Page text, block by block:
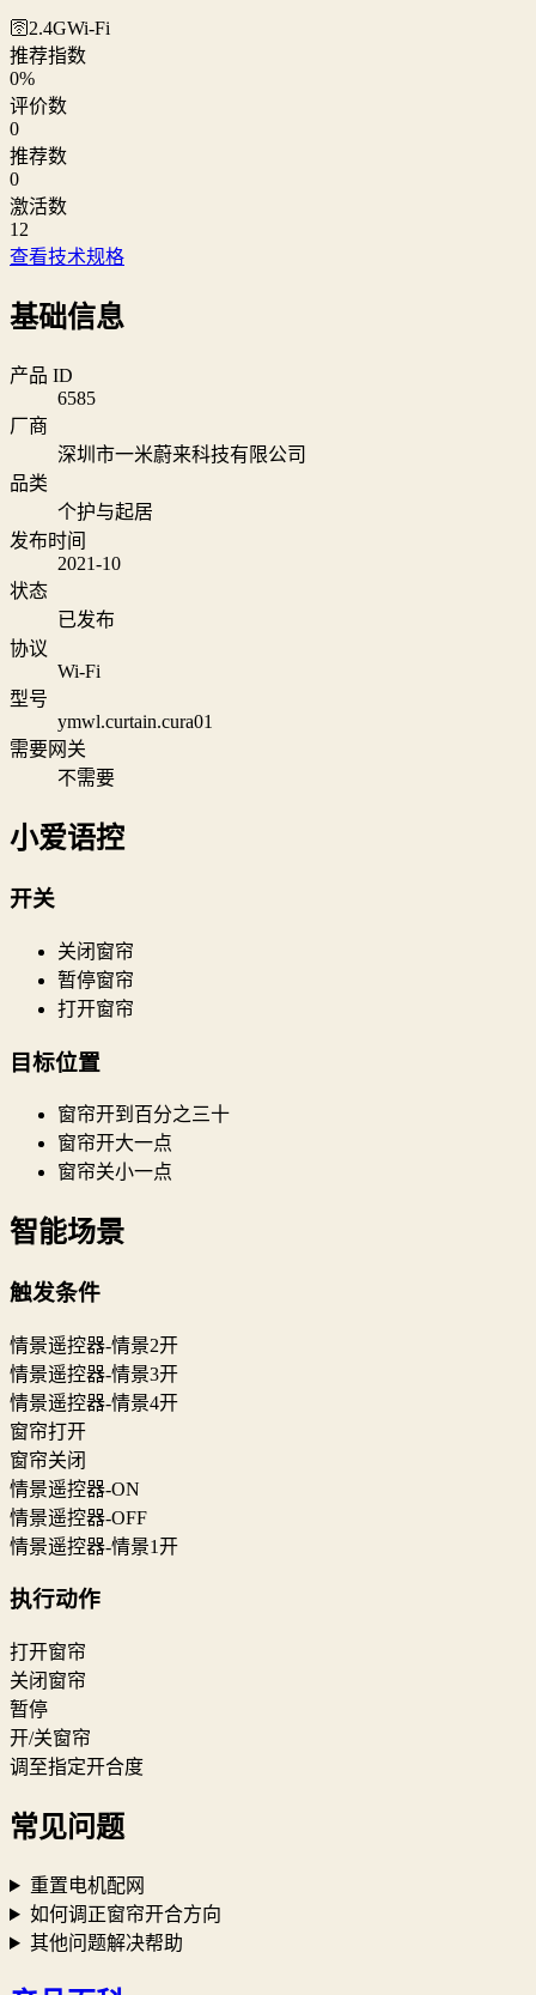
🛜2.4GWi‑Fi
推荐指数
0%
评价数
0
推荐数
0
激活数
12
查看技术规格
基础信息
产品 ID
6585
厂商
深圳市一米蔚来科技有限公司
品类
个护与起居
发布时间
2021-10
状态
已发布
协议
Wi‑Fi
型号
ymwl.curtain.cura01
需要网关
不需要
小爱语控
开关
关闭窗帘
暂停窗帘
打开窗帘
目标位置
窗帘开到百分之三十
窗帘开大一点
窗帘关小一点
智能场景
触发条件
情景遥控器-情景2开
情景遥控器-情景3开
情景遥控器-情景4开
窗帘打开
窗帘关闭
情景遥控器-ON
情景遥控器-OFF
情景遥控器-情景1开
执行动作
打开窗帘
关闭窗帘
暂停
开/关窗帘
调至指定开合度
常见问题
重置电机配网
如何调正窗帘开合方向
其他问题解决帮助